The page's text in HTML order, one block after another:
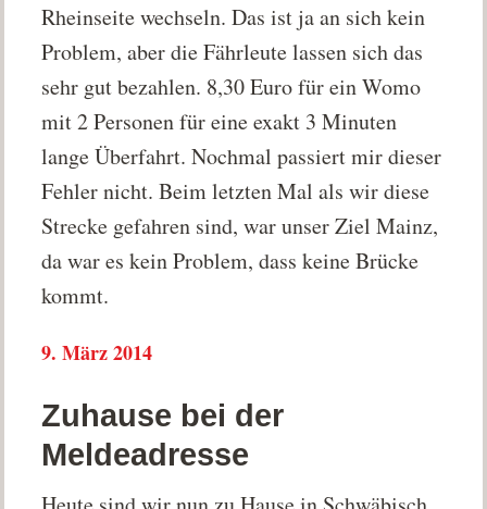
Rheinseite wechseln. Das ist ja an sich kein
Problem, aber die Fährleute lassen sich das
sehr gut bezahlen. 8,30 Euro für ein Womo
mit 2 Personen für eine exakt 3 Minuten
lange Überfahrt. Nochmal passiert mir dieser
Fehler nicht. Beim letzten Mal als wir diese
Strecke gefahren sind, war unser Ziel Mainz,
da war es kein Problem, dass keine Brücke
kommt.
9. März 2014
Zuhause bei der
Meldeadresse